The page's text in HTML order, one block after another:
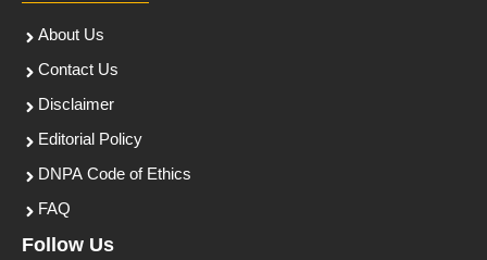
About Us
Contact Us
Disclaimer
Editorial Policy
DNPA Code of Ethics
FAQ
Follow Us